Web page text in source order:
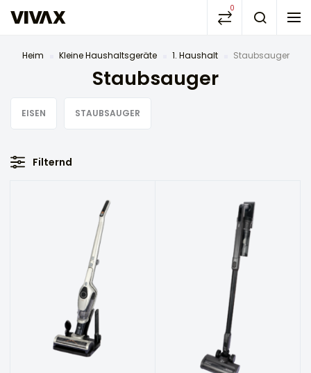
0
Heim Kleine Haushaltsgeräte 1. Haushalt Staubsauger
Staubsauger
EISEN STAUBSAUGER
Filternd